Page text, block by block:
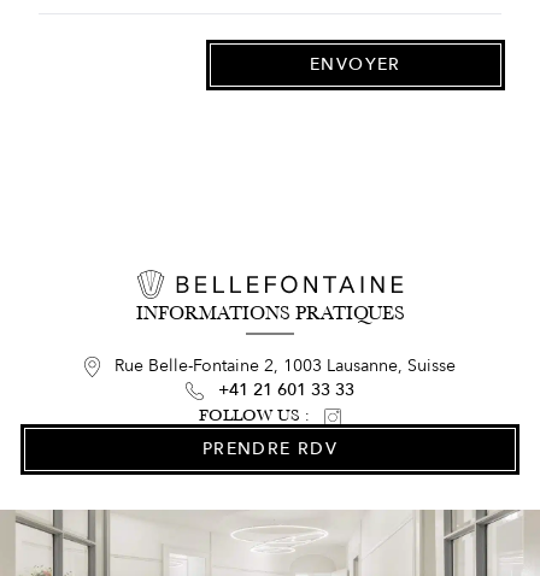
INFORMATIONS PRATIQUES
Rue Belle-Fontaine 2, 1003 Lausanne, Suisse
+41 21 601 33 33
FOLLOW US :
PRENDRE RDV